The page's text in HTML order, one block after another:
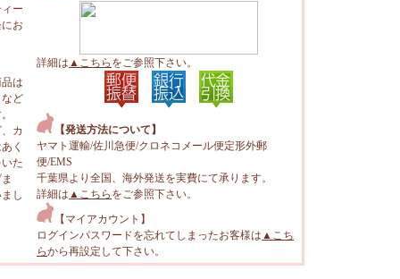
ー
お
は
ど
カ
く
た
し
詳細は ▲こちら をご参照下さい。
【発送方法について】
ヤマト運輸/佐川急便/クロネコメール便定形外郵
便/EMS
千葉県より全国、海外発送を実費にて承ります。
詳細は ▲こちら をご参照下さい。
【マイアカウント】
ログインパスワードを忘れてしまったお客様は ▲こち
らから再設定して下さい。